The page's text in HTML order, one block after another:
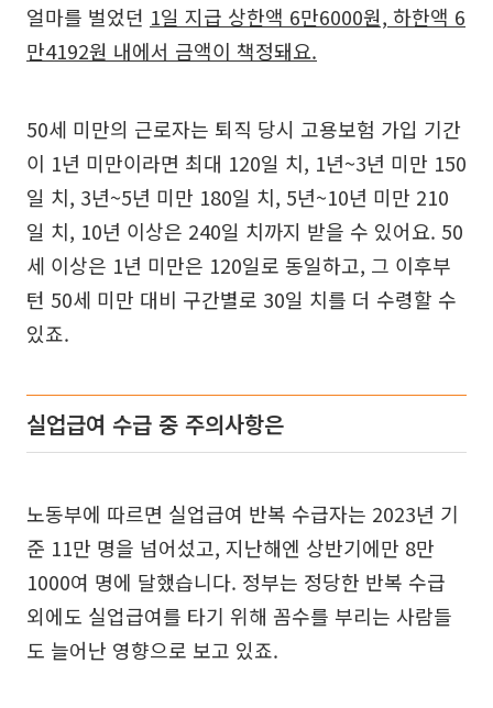
얼마를 벌었던 1일 지급 상한액 6만6000원, 하한액 6
만4192원 내에서 금액이 책정돼요.
50세 미만의 근로자는 퇴직 당시 고용보험 가입 기간
이 1년 미만이라면 최대 120일 치, 1년~3년 미만 150
일 치, 3년~5년 미만 180일 치, 5년~10년 미만 210
일 치, 10년 이상은 240일 치까지 받을 수 있어요. 50
세 이상은 1년 미만은 120일로 동일하고, 그 이후부
턴 50세 미만 대비 구간별로 30일 치를 더 수령할 수
있죠.
실업급여 수급 중 주의사항은
노동부에 따르면 실업급여 반복 수급자는 2023년 기
준 11만 명을 넘어섰고, 지난해엔 상반기에만 8만
1000여 명에 달했습니다. 정부는 정당한 반복 수급
외에도 실업급여를 타기 위해 꼼수를 부리는 사람들
도 늘어난 영향으로 보고 있죠.